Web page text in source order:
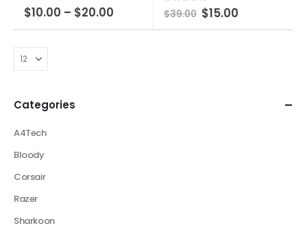
0out of 5
$10.00 – $20.00 out of 5
$39.00 $15.00
Categories
A4Tech
Bloody
Corsair
Razer
Sharkoon